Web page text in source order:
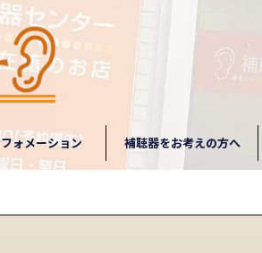
ォメーション 補聴器をお考えの方へ